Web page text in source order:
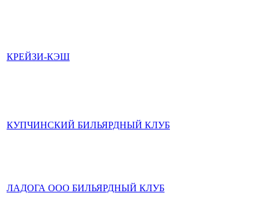
КРЕЙЗИ-КЭШ
КУПЧИНСКИЙ БИЛЬЯРДНЫЙ КЛУБ
ЛАДОГА ООО БИЛЬЯРДНЫЙ КЛУБ